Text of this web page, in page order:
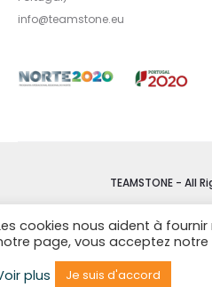
info@teamstone.eu
TEAMSTONE - All
CONDITIONS
cookies nous aident à fournir
page, vous acceptez notre
plus
Je suis d'accord